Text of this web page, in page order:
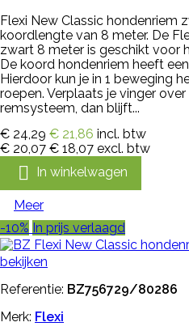
Flexi New Classic hondenriem
koordlengte van 8 meter. De
zwart 8 meter is geschikt voor
De koord hondenriem heeft
Hierdoor kun je in 1 beweging
roepen. Verplaats je vinger
remsysteem, dan blijft...
€ 24,29 € 21,86 incl. btw
€ 20,07 € 18,07 excl. btw
 In winkelwagen
Meer
-10% In prijs verlaagd
bekijken
Referentie: BZ756729/80286
Merk: Flexi